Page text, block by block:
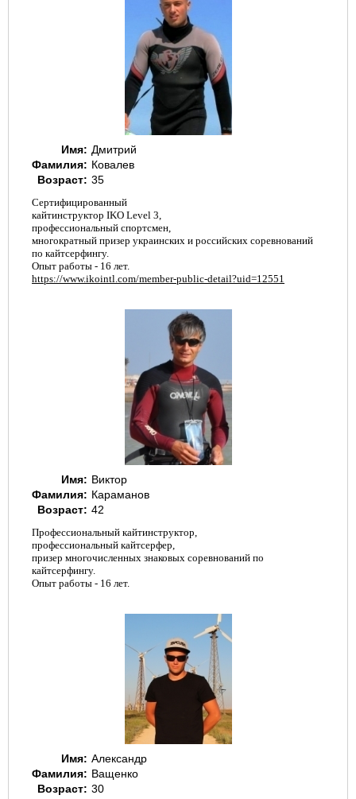
Имя: Дмитрий
Фамилия: Ковалев
Возраст: 35
Сертифицированный
кайтинструктор IKO Level 3,
профессиональный спортсмен,
многократный призер украинских и российских соревнований
по кайтсерфингу.
Опыт работы - 16 лет.
https://www.ikointl.com/member-public-detail?uid=12551
Имя: Виктор
Фамилия: Караманов
Возраст: 42
Профессиональный кайтинструктор,
профессиональный кайтсерфер,
призер многочисленных знаковых соревнований по
кайтсерфингу.
Опыт работы - 16 лет.
Имя: Александр
Фамилия: Ващенко
Возраст: 30
ГЛАВНАЯ